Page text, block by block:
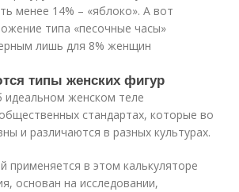
менее 14% – «яблоко». А вот
типа «песочные часы»
лишь для 8% женщин
типы женских фигур
идеальном женском теле
стандартах, которые во
и различаются в разных культурах.
применяется в этом калькуляторе
основан на исследовании,